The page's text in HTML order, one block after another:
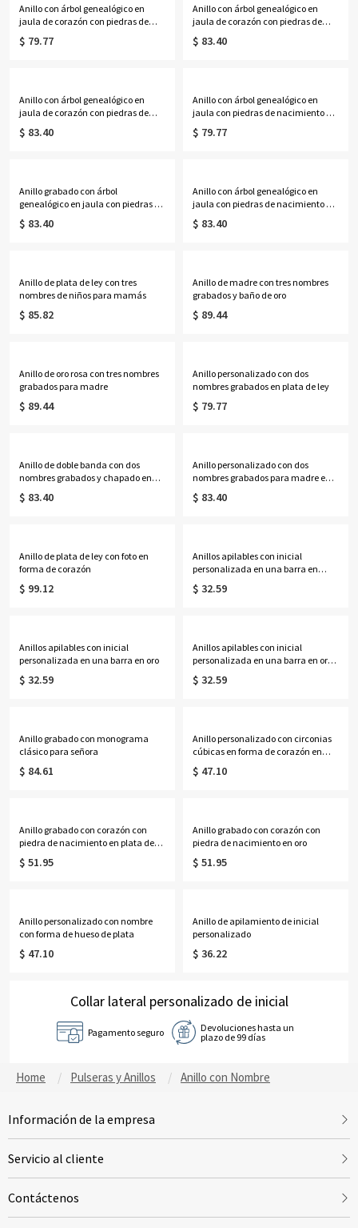
Anillo con árbol genealógico en
jaula de corazón con piedras de
nacimiento de corazón en platino
$ 79.77
Anillo con árbol genealógico en
jaula de corazón con piedras de
nacimiento de corazón bañado en
oro
$ 83.40
Anillo con árbol genealógico en
jaula de corazón con piedras de
nacimiento de corazón en oro rosa
$ 83.40
Anillo con árbol genealógico en
jaula con piedras de nacimiento de
corazón bañado en platino
$ 79.77
Anillo grabado con árbol
genealógico en jaula con piedras de
nacimiento de corazón bañado en
oro
$ 83.40
Anillo con árbol genealógico en
jaula con piedras de nacimiento de
corazón en oro rosa
$ 83.40
Anillo de plata de ley con tres
nombres de niños para mamás
$ 85.82
Anillo de madre con tres nombres
grabados y baño de oro
$ 89.44
Anillo de oro rosa con tres nombres
grabados para madre
$ 89.44
Anillo personalizado con dos
nombres grabados en plata de ley
$ 79.77
Anillo de doble banda con dos
nombres grabados y chapado en
oro
$ 83.40
Anillo personalizado con dos
nombres grabados para madre en
oro rosa
$ 83.40
Anillo de plata de ley con foto en
forma de corazón
$ 99.12
Anillos apilables con inicial
personalizada en una barra en
plata
$ 32.59
Anillos apilables con inicial
personalizada en una barra en oro
$ 32.59
Anillos apilables con inicial
personalizada en una barra en oro
rosa
$ 32.59
Anillo grabado con monograma
clásico para señora
$ 84.61
Anillo personalizado con circonias
cúbicas en forma de corazón en
plata de ley
$ 47.10
Anillo grabado con corazón con
piedra de nacimiento en plata de
ley
$ 51.95
Anillo grabado con corazón con
piedra de nacimiento en oro
$ 51.95
Anillo personalizado con nombre
con forma de hueso de plata
$ 47.10
Anillo de apilamiento de inicial
personalizado
$ 36.22
Collar lateral personalizado de inicial
Pagamento seguro
Devoluciones hasta un
plazo de 99 días
Home Pulseras y Anillos Anillo con Nombre
Información de la empresa
Servicio al cliente
Contáctenos